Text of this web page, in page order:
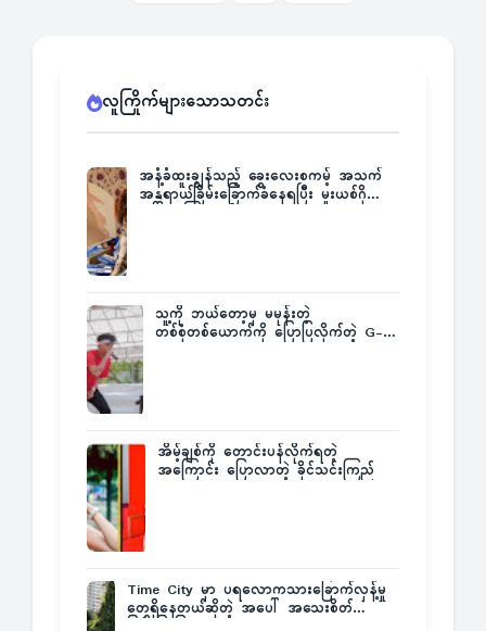
လူကြိုက်များသောသတင်း
အနံ့ခံထူးချွန်သည့် ခွေးလေးစကမ့် အသက်
အန္တရာယ်ခြိမ်းခြောက်ခံနေရပြီး မူးယစ်ဂိုဏ်း
သူ့ကို ဘယ်တော့မှ မမုန်းတဲ့
တစ်စုံတစ်ယောက်ကို ပြောပြလိုက်တဲ့ G-
အိမ့်ချစ်ကို တောင်းပန်လိုက်ရတဲ့
အကြောင်း ပြောလာတဲ့ ခိုင်သင်းကြည်
Time City မှာ ပရလောကသားခြောက်လှန့်မှု
တွေရှိနေတယ်ဆိုတဲ့ အပေါ် အသေးစိတ်